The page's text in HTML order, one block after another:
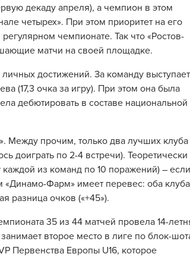
декаду апреля), а чемпион в этом
четырех». При этом приоритет на его
чемпионате. Так что «Ростов-
матчи на своей площадке.
достижений. За команду выступает
(17,3 очка за игру). При этом она была
дебютировать в составе национальной
Между прочим, только два лучших клуба
доиграть по 2-4 встречи). Теоретически
из команд по 10 поражений) – если
«Динамо-Фарм» имеет перевес: оба клуба
разница очков («+45»).
35 из 44 матчей провела 14-
второе место в лиге по блок-
Первенства Европы U16, которое